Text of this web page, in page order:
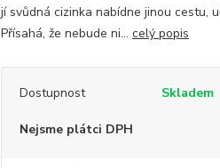
jí svůdná cizinka nabídne jinou cestu,
Přísahá, že nebude ni... celý popis
Dostupnost Skladem
Nejsme plátci DPH